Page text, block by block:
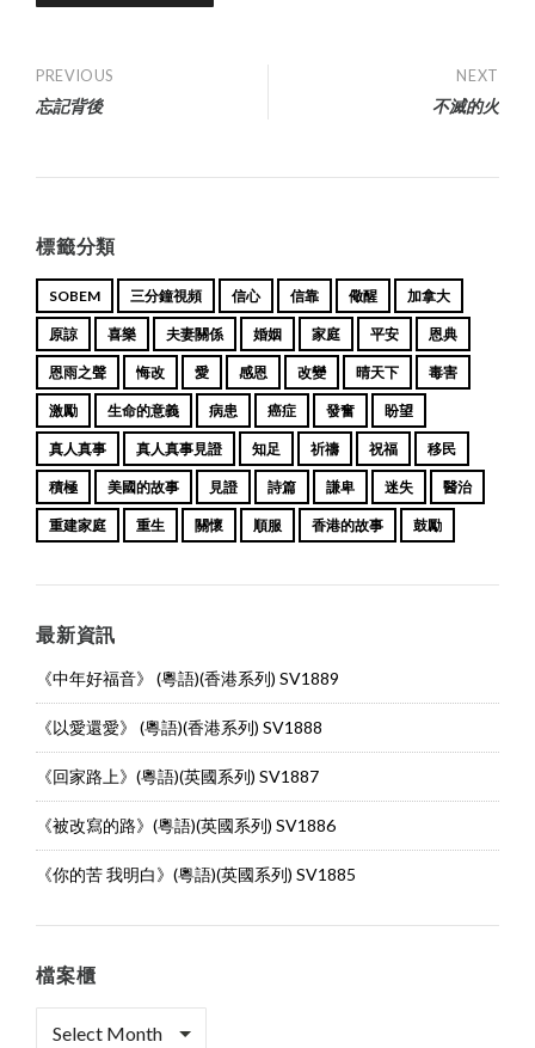
Post
PREVIOUS
忘記背後
NEXT
不滅的火
標籤分類
SOBEM 三分鐘視頻 信心 信靠 儆醒 加拿大
原諒 喜樂 夫妻關係 婚姻 家庭 平安 恩典
恩雨之聲 悔改 愛 感恩 改變 晴天下 毒害
激勵 生命的意義 病患 癌症 發奮 盼望
真人真事 真人真事見證 知足 祈禱 祝福 移民
積極 美國的故事 見證 詩篇 謙卑 迷失 醫治
重建家庭 重生 關懷 順服 香港的故事 鼓勵
最新資訊
《中年好福音》 (粵語)(香港系列) SV1889
《以愛還愛》 (粵語)(香港系列) SV1888
《回家路上》(粵語)(英國系列) SV1887
《被改寫的路》(粵語)(英國系列) SV1886
《你的苦 我明白》(粵語)(英國系列) SV1885
檔案櫃